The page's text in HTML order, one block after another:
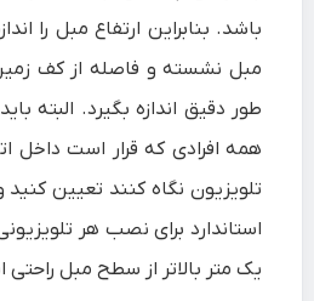
باشد. بنابراین ارتفاع مبل را
مبل نشسته و فاصله از کف
طور دقیق اندازه بگیرد. البته
همه افرادی که قرار است داخل
تلویزیون نگاه کنند تعیین کنید
استاندارد برای نصب هر
یک متر بالاتر از سطح مبل